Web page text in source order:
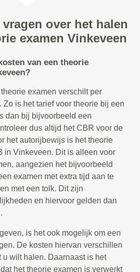
over het halen
examen Vinkeveen
van een theorie
examen verschilt per
is het tarief voor theorie bij een
dan bij bijvoorbeeld een
dus altijd het CBR voor de
het autorijbewijs is het theorie
in Vinkeveen. Dit is alleen voor
aangezien het bijvoorbeeld
examen met extra tijd aan te
met een tolk. Dit zijn
en hiervoor gelden dan
is het ook mogelijk om een
De kosten hiervan verschillen
wilt halen. Daarnaast is het
het theorie examen is verwerkt